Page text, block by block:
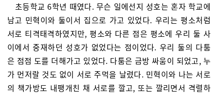
초등학교 6학년 때였다. 무슨 일에선지 성호는 혼자 학교에
남고 민혁이와 둘이서 집으로 가고 있었다. 우리는 평소처럼
서로 티격태격하였지만, 평소와 다른 점은 평소에 우리 둘 사
이에서 중재하던 성호가 없었다는 점이었다. 우리 둘의 다툼
은 점점 도를 더해가고 있었다. 다툼은 금방 싸움이 되었고, 누
가 먼저랄 것도 없이 서로 주먹을 날렸다. 민혁이와 나는 서로
의 책가방도 내팽개친 채 서로를 깔고, 또는 깔리면서 격렬하